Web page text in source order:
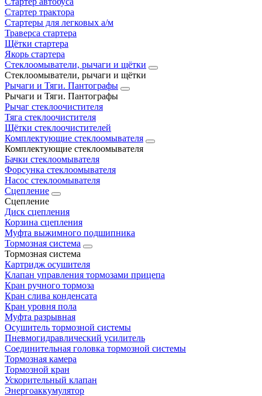
Стартер трактора
Стартеры для легковых а/м
Траверса стартера
Щётки стартера
Якорь стартера
Стеклоомыватели, рычаги и щётки
Стеклоомыватели, рычаги и щётки
Рычаги и Тяги. Пантографы
Рычаги и Тяги. Пантографы
Рычаг стеклоочистителя
Тяга стеклоочистителя
Щётки стеклоочистителей
Комплектующие стеклоомывателя
Комплектующие стеклоомывателя
Бачки стеклоомывателя
Форсунка стеклоомывателя
Насос стеклоомывателя
Сцепление
Сцепление
Диск сцепления
Корзина сцепления
Муфта выжимного подшипника
Тормозная система
Тормозная система
Картридж осушителя
Клапан управления тормозами прицепа
Кран ручного тормоза
Кран слива конденсата
Кран уровня пола
Муфта разрывная
Осушитель тормозной системы
Пневмогидравлический усилитель
Соединительная головка тормозной системы
Тормозная камера
Тормозной кран
Ускорительный клапан
Энергоаккумулятор